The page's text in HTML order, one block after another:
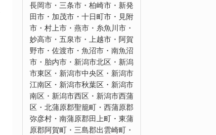
長岡市・三条市・柏崎市・新発
田市・加茂市・十日町市・見附
市・村上市・燕市・糸魚川市・
妙高市・五泉市・上越市・阿賀
野市・佐渡市・魚沼市・南魚沼
市・胎内市・新潟市北区・新潟
市東区・新潟市中央区・新潟市
江南区・新潟市秋葉区・新潟市
南区・新潟市西区・新潟市西蒲
区・北蒲原郡聖籠町・西蒲原郡
弥彦村・南蒲原郡田上町・東蒲
原郡阿賀町・三島郡出雲崎町・